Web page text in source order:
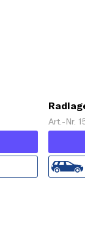
Art.-Nr.